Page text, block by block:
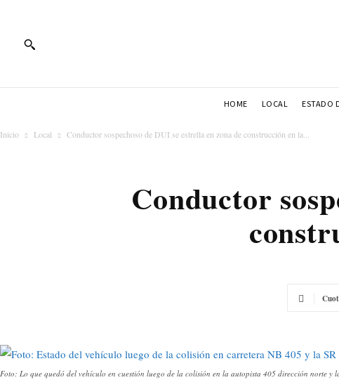
HOME LOCAL ESTADO
Inicio Local Conductor sospechoso de DUI se estrella en zona de construcción en la...
Conductor
Foto: Lo que quedó del vehículo en cuestión luego de la colisión en la autopista 405 dirección norte y